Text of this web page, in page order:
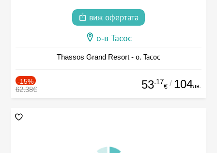
виж офертата
о-в Тасос
Thassos Grand Resort - о. Тасос
-15%
62.38€ 53.17
€ / 104лв.